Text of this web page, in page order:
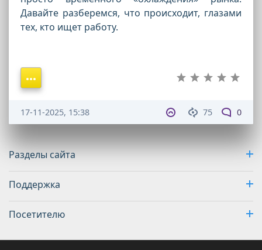
Давайте разберемся, что происходит, глазами
тех, кто ищет работу.
75 0
17-11-2025, 15:38
Разделы сайта
Поддержка
Посетителю